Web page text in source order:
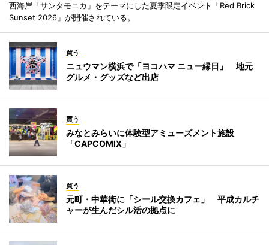
西海岸「サンタモニカ」をテーマにした夏季限定イベント「Red Brick
Sunset 2026」が開催されている。
買う
ニュウマン横浜で「ヨコハマ ニュー縁日」 地元
グルメ・グッズなど出店
買う
みなとみらいに体験型アミューズメント施設
「CAPCOMIX」
買う
元町・中華街に「シール交換カフェ」 平成カルチ
ャーが生んだシル活の拠点に